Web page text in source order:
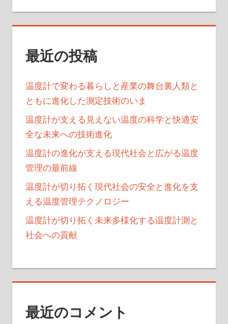
ョ
ン
最近の投稿
温度計で変わる暮らしと産業の舞台裏人類と
ともに進化した測定技術のいま
温度計が支える見えない温度の科学と快適安
全な未来への技術進化
温度計の進化が支える現代社会と広がる温度
管理の最前線
温度計が切り拓く現代社会の安全と進化を支
える温度管理テクノロジー
温度計が切り拓く未来多様化する温度計測と
社会への貢献
最近のコメント